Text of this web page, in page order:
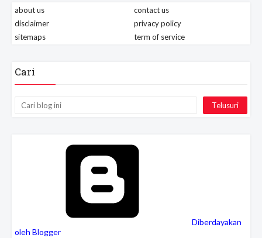
about us
contact us
disclaimer
privacy policy
sitemaps
term of service
Cari
Diberdayakan
oleh Blogger